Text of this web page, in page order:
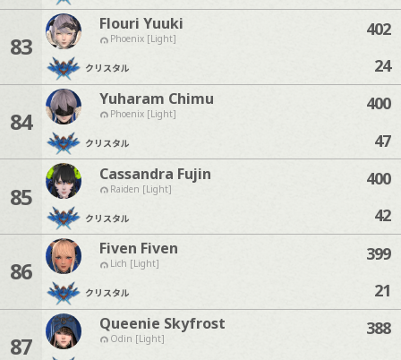
83
Flouri Yuuki
Phoenix [Light]
クリスタル
402
24
84
Yuharam Chimu
Phoenix [Light]
クリスタル
400
47
85
Cassandra Fujin
Raiden [Light]
クリスタル
400
42
86
Fiven Fiven
Lich [Light]
クリスタル
399
21
87
Queenie Skyfrost
Odin [Light]
388